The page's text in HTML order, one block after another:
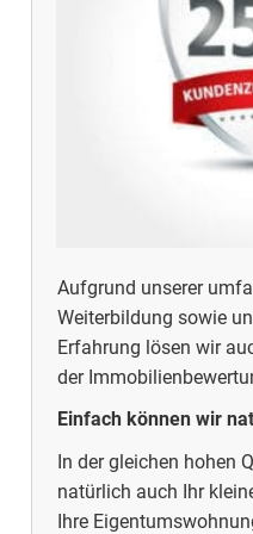
Aufgrund unserer
Weiterbildung sowie
Erfahrung lösen wir
der
Einfach können wir
In der gleichen hohen
natürlich auch Ihr
Ihre